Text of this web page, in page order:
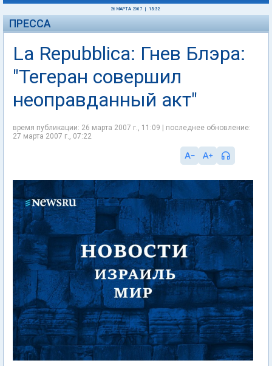
26 МАРТА 2007 15:32
ПРЕССА
La Repubblica: Гнев Блэра:
"Тегеран совершил
неоправданный акт"
время публикации: 26 марта 2007 г., 11:09 | последнее обновление:
27 марта 2007 г., 07:22